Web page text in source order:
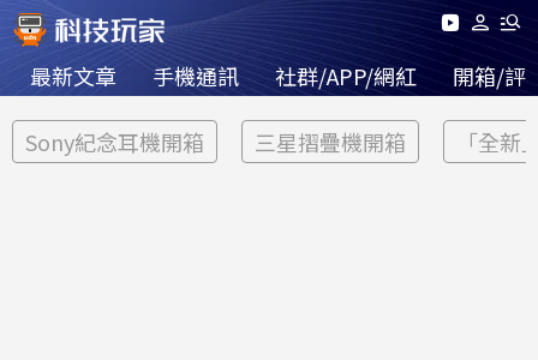
最新文章 手機通訊 社群/APP/網紅 開箱/評
Sony紀念耳機開箱 三星摺疊機開箱 「全新